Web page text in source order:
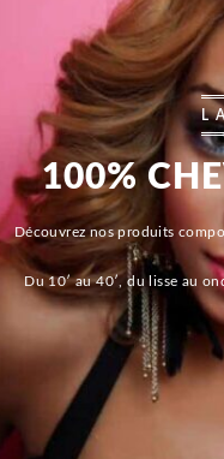
100%
Découvrez nos produits
Du 10′ au 40′, du lisse au